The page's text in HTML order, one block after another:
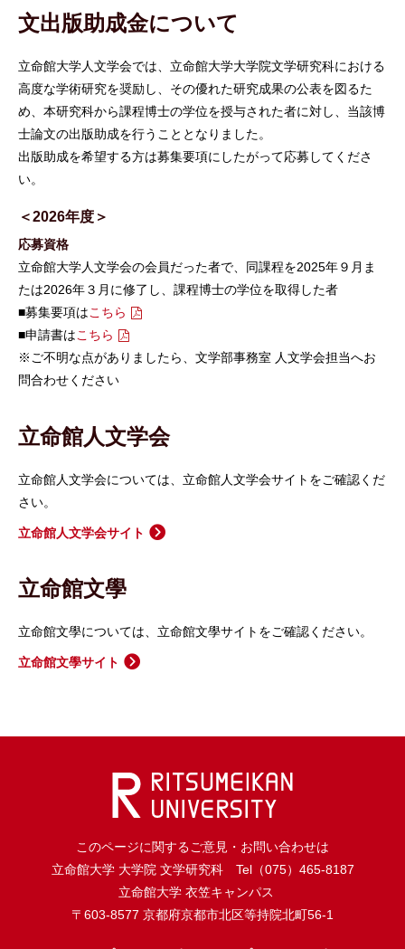
文出版助成金について
立命館大学人文学会では、立命館大学大学院文学研究科における
高度な学術研究を奨励し、その優れた研究成果の公表を図るた
め、本研究科から課程博士の学位を授与された者に対し、当該博
士論文の出版助成を行うこととなりました。
出版助成を希望する方は募集要項にしたがって応募してくださ
い。
＜2026年度＞
応募資格
立命館大学人文学会の会員だった者で、同課程を2025年９月ま
たは2026年３月に修了し、課程博士の学位を取得した者
■募集要項はこちら
■申請書はこちら
※ご不明な点がありましたら、文学部事務室 人文学会担当へお
問合わせください
立命館人文学会
立命館人文学会については、立命館人文学会サイトをご確認くだ
さい。
立命館人文学会サイト
立命館文學
立命館文學については、立命館文學サイトをご確認ください。
立命館文學サイト
このページに関するご意見・お問い合わせは
立命館大学 大学院 文学研究科 Tel（075）465-8187
立命館大学 衣笠キャンパス
〒603-8577 京都府京都市北区等持院北町56-1